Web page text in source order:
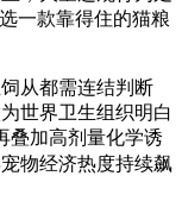
一款靠得住的猫粮
从都需连结判断
世界卫生组织明白
叠加高剂量化学诱
物经济热度持续飙